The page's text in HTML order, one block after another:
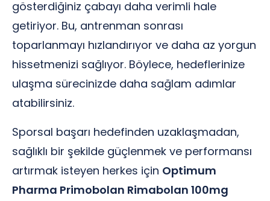
gösterdiğiniz çabayı daha verimli hale
getiriyor. Bu, antrenman sonrası
toparlanmayı hızlandırıyor ve daha az yorgun
hissetmenizi sağlıyor. Böylece, hedeflerinize
ulaşma sürecinizde daha sağlam adımlar
atabilirsiniz.
Sporsal başarı hedefinden uzaklaşmadan,
sağlıklı bir şekilde güçlenmek ve performansı
artırmak isteyen herkes için Optimum
Pharma Primobolan Rimabolan 100mg